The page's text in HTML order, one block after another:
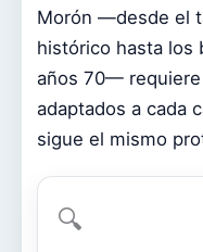
Morón —desde el
histórico hasta los
años 70—
adaptados a cada
sigue el mismo
🔍